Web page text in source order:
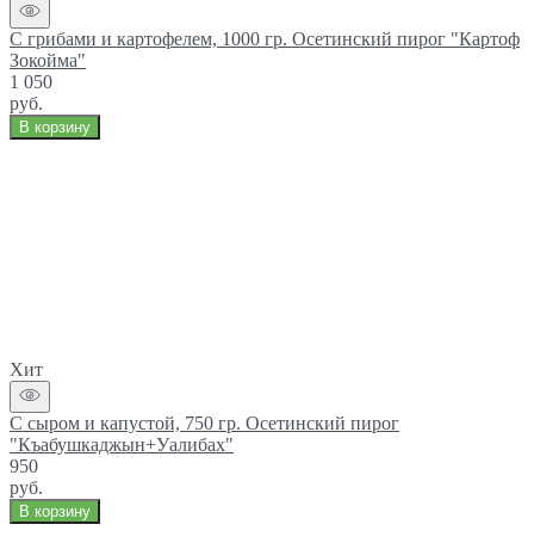
С грибами и картофелем, 1000 гр. Осетинский пирог "Картоф
Зокойма"
1 050
руб.
В корзину
Хит
С сыром и капустой, 750 гр. Осетинский пирог
"Къабушкаджын+Уалибах"
950
руб.
В корзину